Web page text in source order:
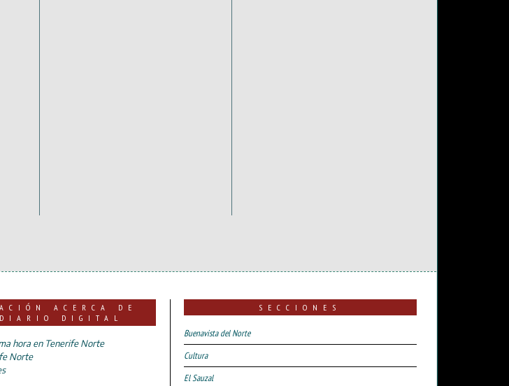
ACERCA DE
DIGITAL
hora en Tenerife Norte
Norte
SECCIONES
Buenavista del Norte
Cultura
El Sauzal